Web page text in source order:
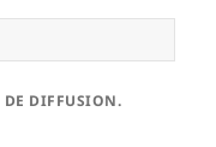
DE DIFFUSION.